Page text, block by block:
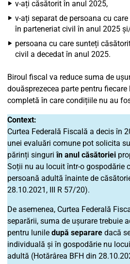
v-ați căsătorit în anul 2025,
v-ați separat de persoana cu
în parteneriat civil în anul 2025
persoana cu care sunteți
civil a decedat în anul 2025.
Biroul fiscal va reduce suma de
douăsprezecea parte pentru
completă în care condițiile nu au
Context:
Curtea Federală Fiscală a decis în
unei evaluări comune pot solicita
părinți singuriîn anul căsătoriei
Soții nu au locuit într-o gospodărie
persoană adultă înainte de
28.10.2021, III R 57/20).
De asemenea, Curtea Federală
separării, suma de ușurare trebuie
pentru lunile după separare dacă
individuală și în gospodărie nu
adultă (Hotărârea BFH din